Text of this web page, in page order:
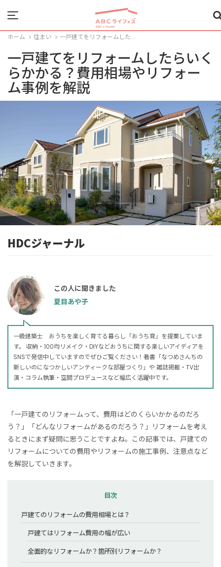
Menu
ホーム 住まい 一戸建てをリフォームした...
一戸建てをリフォームしたらいく
らかかる？費用相場やリフォー
ム事例を解説
HDCジャーナル
この人に聞きました
夏目あや子
一級建築士 おうちを楽しく育てる暮らし「おうち育」を提案していま
す。 収納・100均リメイク・DIYなどおうちに関する楽しいアイディアを
SNSで発信中していますのでぜひご覧ください！著書「なつめさんちの
新しいのになつかしいアンティークな部屋つくり」や 雑誌掲載・TV出
演・コラム執筆・空間プロデュースなど幅広く活躍中です。
「一戸建てのリフォームって、費用はどのくらいかかるのだろ
う？」「どんなリフォームがあるのだろう？」リフォームを考え
るときにまず疑問に思うことですよね。この記事では、戸建ての
リフォームについての費用やリフォームの施工事例、注意点など
を解説していきます。
目次
戸建てのリフォームの費用相場とは？
戸建てはリフォーム費用の幅が広い
全面的なリフォームか？箇所別リフォームか？